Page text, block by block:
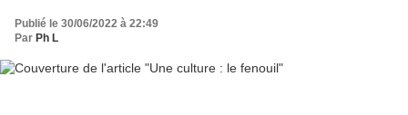
Publié le 30/06/2022 à 22:49
Par Ph L